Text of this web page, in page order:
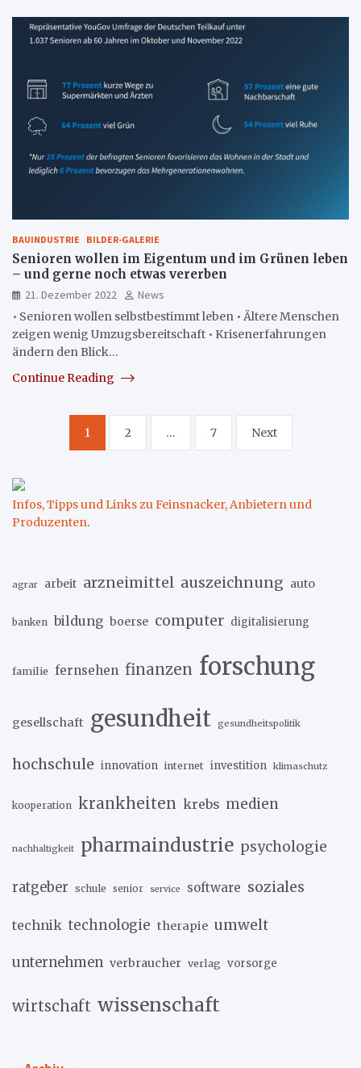
BAUINDUSTRIE BILDER-GALERIE
Senioren wollen im Eigentum und im Grünen leben
– und gerne noch etwas vererben
21. Dezember 2022
News
• Senioren wollen selbstbestimmt leben • Ältere Menschen
zeigen wenig Umzugsbereitschaft • Krisenerfahrungen
ändern den Blick…
Continue Reading
Seitennummerierung
Beiträge
1 2 … 7 Next
Infos, Tipps und Links zu Feinsnacker, Anbietern und
Produzenten.
agrar arbeit arzneimittel auszeichnung auto
banken bildung boerse computer digitalisierung
familie fernsehen finanzen forschung
gesellschaft gesundheit gesundheitspolitik
hochschule innovation internet investition klimaschutz
kooperation krankheiten krebs medien
nachhaltigkeit pharmaindustrie psychologie
ratgeber schule senior service software soziales
technik technologie therapie umwelt
unternehmen verbraucher verlag vorsorge
wirtschaft wissenschaft